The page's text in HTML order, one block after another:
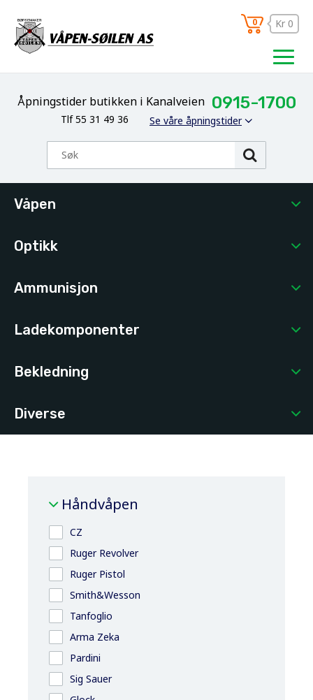
Åpningstider butikken i Kanalveien 0915-1700
Tlf 55 31 49 36 Se våre åpningstider
0 Kr 0
Våpen
Optikk
Ammunisjon
Ladekomponenter
Bekledning
Diverse
Håndvåpen
CZ
Ruger Revolver
Ruger Pistol
Smith&Wesson
Tanfoglio
Arma Zeka
Pardini
Sig Sauer